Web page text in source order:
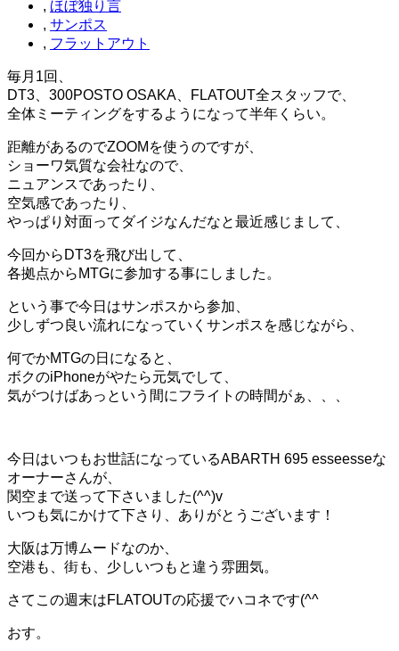
, ほぼ独り言
, サンポス
, フラットアウト
毎月1回、
DT3、300POSTO OSAKA、FLATOUT全スタッフで、
全体ミーティングをするようになって半年くらい。
距離があるのでZOOMを使うのですが、
ショーワ気質な会社なので、
ニュアンスであったり、
空気感であったり、
やっぱり対面ってダイジなんだなと最近感じまして、
今回からDT3を飛び出して、
各拠点からMTGに参加する事にしました。
という事で今日はサンポスから参加、
少しずつ良い流れになっていくサンポスを感じながら、
何でかMTGの日になると、
ボクのiPhoneがやたら元気でして、
気がつけばあっという間にフライトの時間がぁ、、、
今日はいつもお世話になっているABARTH 695 esseesseな
オーナーさんが、
関空まで送って下さいました(^^)v
いつも気にかけて下さり、ありがとうございます！
大阪は万博ムードなのか、
空港も、街も、少しいつもと違う雰囲気。
さてこの週末はFLATOUTの応援でハコネです(^^ゞ
おす。